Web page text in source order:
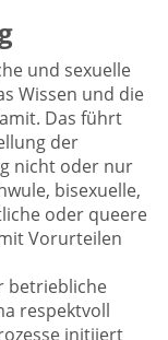
und sexuelle
Wissen und die
Das führt
der
nicht oder nur
bisexuelle,
oder queere
Vorurteilen
betriebliche
respektvoll
initiiert